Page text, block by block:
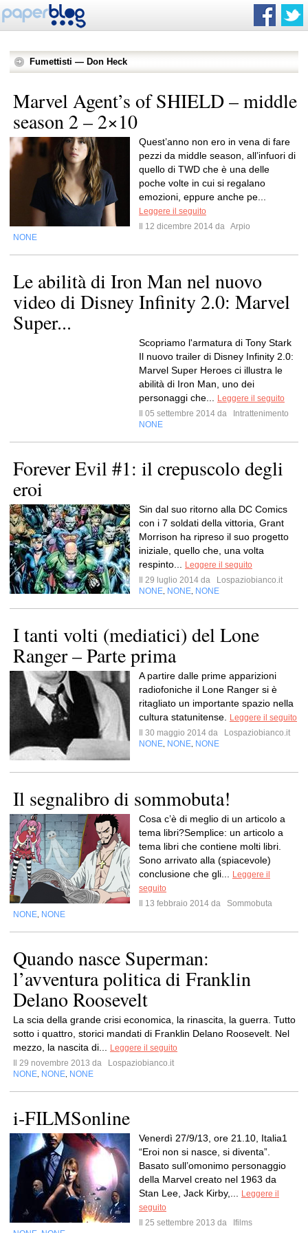
Fumettisti — Don Heck
Marvel Agent’s of SHIELD – middle
season 2 – 2×10
Quest’anno non ero in vena di fare
pezzi da middle season, all’infuori di
quello di TWD che è una delle
poche volte in cui si regalano
emozioni, eppure anche pe...
Leggere il seguito
Il 12 dicembre 2014 da Arpio
NONE
Le abilità di Iron Man nel nuovo
video di Disney Infinity 2.0: Marvel
Super...
Scopriamo l'armatura di Tony Stark
Il nuovo trailer di Disney Infinity 2.0:
Marvel Super Heroes ci illustra le
abilità di Iron Man, uno dei
personaggi che...
Leggere il seguito
Il 05 settembre 2014 da
Intrattenimento
NONE
Forever Evil #1: il crepuscolo degli
eroi
Sin dal suo ritorno alla DC Comics
con i 7 soldati della vittoria, Grant
Morrison ha ripreso il suo progetto
iniziale, quello che, una volta
respinto...
Leggere il seguito
Il 29 luglio 2014 da
Lospaziobianco.it
NONE NONE NONE
I tanti volti (mediatici) del Lone
Ranger – Parte prima
A partire dalle prime apparizioni
radiofoniche il Lone Ranger si è
ritagliato un importante spazio nella
cultura statunitense.
Leggere il seguito
Il 30 maggio 2014 da
Lospaziobianco.it
NONE NONE NONE
Il segnalibro di sommobuta!
Cosa c’è di meglio di un articolo a
tema libri?Semplice: un articolo a
tema libri che contiene molti libri.
Sono arrivato alla (spiacevole)
conclusione che gli...
Leggere il
seguito
Il 13 febbraio 2014 da
Sommobuta
NONE NONE
Quando nasce Superman:
l’avventura politica di Franklin
Delano Roosevelt
La scia della grande crisi economica, la rinascita, la guerra. Tutto
sotto i quattro, storici mandati di Franklin Delano Roosevelt. Nel
mezzo, la nascita di...
Leggere il seguito
Il 29 novembre 2013 da
Lospaziobianco.it
NONE NONE NONE
i-FILMSonline
Venerdì 27/9/13, ore 21.10, Italia1
“Eroi non si nasce, si diventa”.
Basato sull’omonimo personaggio
della Marvel creato nel 1963 da
Stan Lee, Jack Kirby,...
Leggere il
seguito
Il 25 settembre 2013 da
Ifilms